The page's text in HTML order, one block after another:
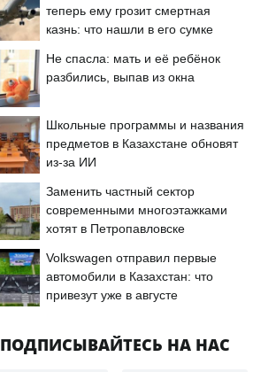
теперь ему грозит смертная
казнь: что нашли в его сумке
Не спасла: мать и её ребёнок
разбились, выпав из окна
Школьные программы и названия
предметов в Казахстане обновят
из-за ИИ
Заменить частный сектор
современными многоэтажками
хотят в Петропавловске
Volkswagen отправил первые
автомобили в Казахстан: что
привезут уже в августе
ПОДПИСЫВАЙТЕСЬ НА НАС